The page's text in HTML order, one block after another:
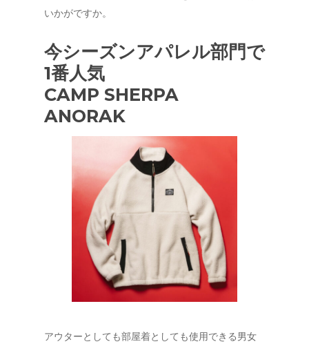
いかがですか。
今シーズンアパレル部門で
1番人気
CAMP SHERPA
ANORAK
アウターとしても部屋着としても使用できる男女